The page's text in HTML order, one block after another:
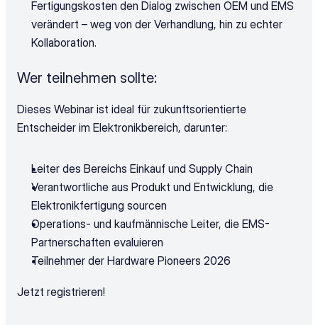
Fertigungskosten den Dialog zwischen OEM und EMS
verändert – weg von der Verhandlung, hin zu echter
Kollaboration.
Wer teilnehmen sollte:
Dieses Webinar ist ideal für zukunftsorientierte
Entscheider im Elektronikbereich, darunter:
Leiter des Bereichs Einkauf und Supply Chain
Verantwortliche aus Produkt und Entwicklung, die
Elektronikfertigung sourcen
Operations- und kaufmännische Leiter, die EMS-
Partnerschaften evaluieren
Teilnehmer der Hardware Pioneers 2026
Jetzt registrieren!